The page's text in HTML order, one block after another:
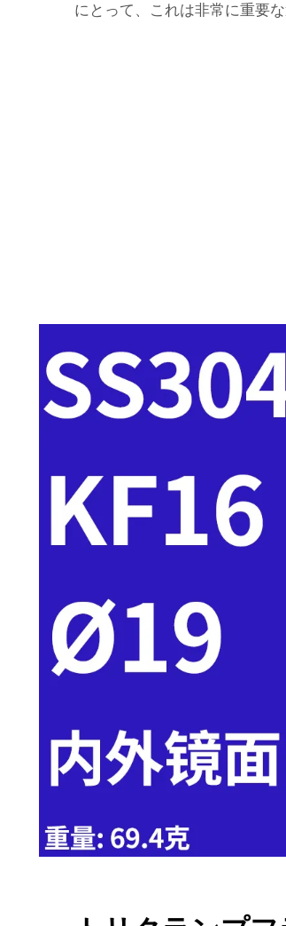
にとって、これは非常に重要な